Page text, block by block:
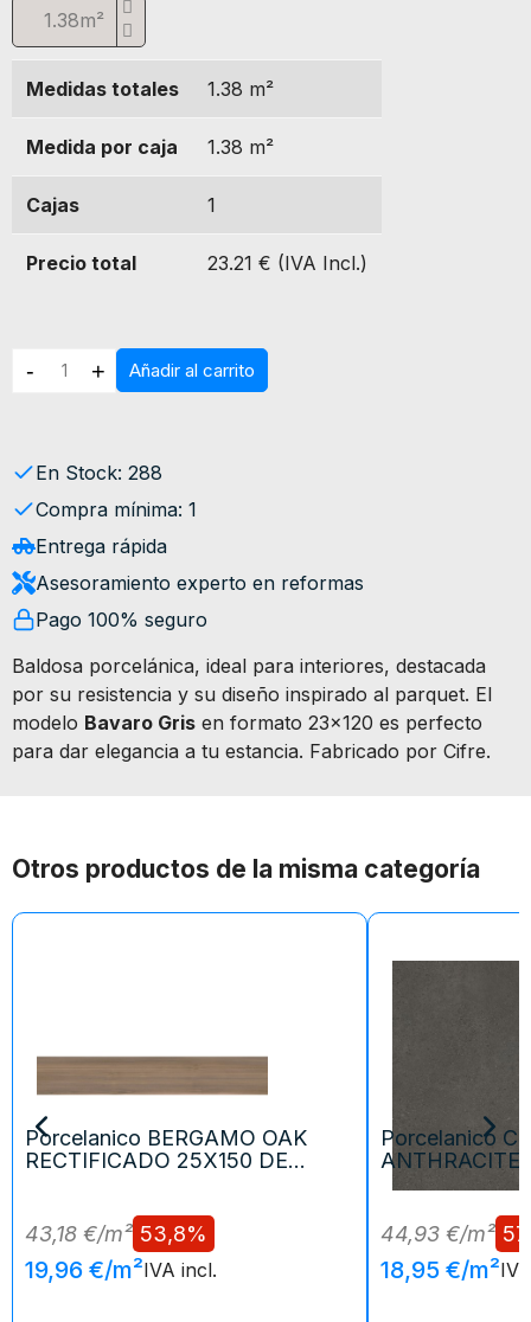
m²
Medidas totales 1.38 m²
Medida por caja 1.38 m²
Cajas 1
Precio total 23.21 € (IVA Incl.)
- + Añadir al carrito
En Stock: 288
Compra mínima: 1
Entrega rápida
Asesoramiento experto en reformas
Pago 100% seguro
Baldosa porcelánica, ideal para interiores, destacada
por su resistencia y su diseño inspirado al parquet. El
modelo Bavaro Gris en formato 23x120 es perfecto
para dar elegancia a tu estancia. Fabricado por Cifre.
Otros productos de la misma categoría
Porcelanico BERGAMO OAK
RECTIFICADO 25X150 DE...
43,18 €/m² 53,8%
19,96 €/m²IVA incl.
Porcelanico
ANTHRACITE
44,93 €/m²
18,95 €/m²